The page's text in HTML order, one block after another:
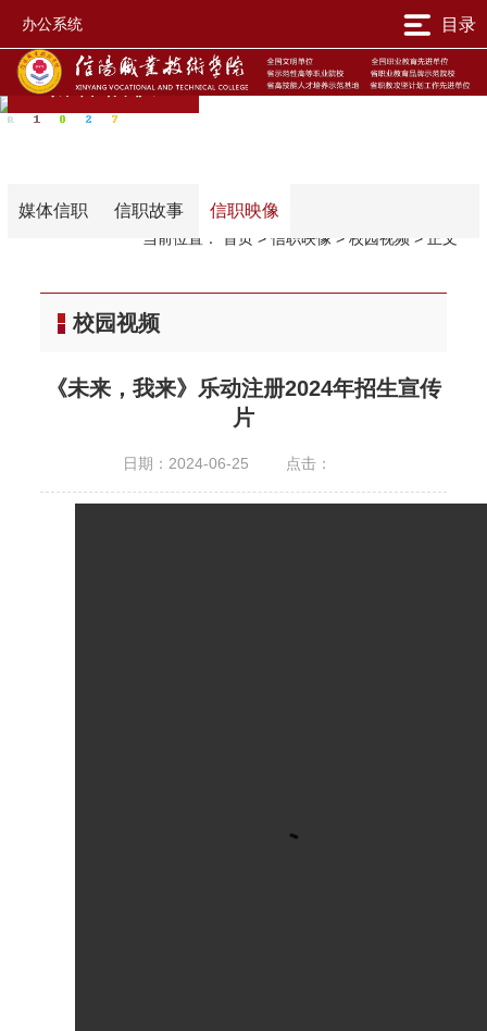
办公系统 目录
媒体信职
当前位置： 首页 > 信职映像 > 校园视频 >正文
媒体信职 信职故事 信职映像
校园视频
《未来，我来》乐动注册2024年招生宣传
片
日期：2024-06-25 点击：